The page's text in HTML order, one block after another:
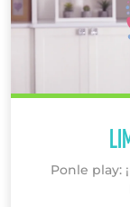
Ponle play: